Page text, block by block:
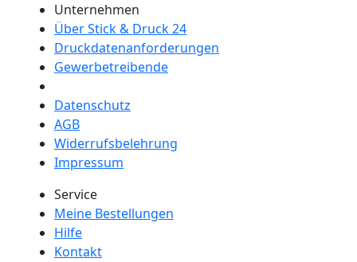
Unternehmen
Über Stick & Druck 24
Druckdatenanforderungen
Gewerbetreibende
Datenschutz
AGB
Widerrufsbelehrung
Impressum
Service
Meine Bestellungen
Hilfe
Kontakt